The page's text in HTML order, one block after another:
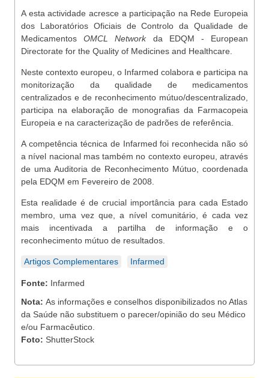
A esta actividade acresce a participação na Rede Europeia
dos Laboratórios Oficiais de Controlo da Qualidade de
MedicamentosOMCL Networkda EDQM - European
Directorate for the Quality of Medicines and Healthcare.
Neste contexto europeu, o Infarmed colabora e participa na
monitorização da qualidade de medicamentos
centralizados e de reconhecimento mútuo/descentralizado,
participa na elaboração de monografias da Farmacopeia
Europeia e na caracterização de padrões de referência.
A competência técnica de Infarmed foi reconhecida não só
a nível nacional mas também no contexto europeu, através
de uma Auditoria de Reconhecimento Mútuo, coordenada
pela EDQM em Fevereiro de 2008.
Esta realidade é de crucial importância para cada Estado
membro, uma vez que, a nível comunitário, é cada vez
mais incentivada a partilha de informação e o
reconhecimento mútuo de resultados.
Artigos Complementares Infarmed
Fonte: Infarmed
Nota: As informações e conselhos disponibilizados no Atlas
da Saúde não substituem o parecer/opinião do seu Médico
e/ou Farmacêutico.
Foto: ShutterStock